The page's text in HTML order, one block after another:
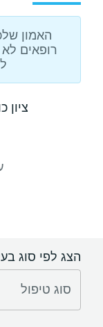
האמון
רופאים
ציון
הצג לפי סוג
סוג טיפול